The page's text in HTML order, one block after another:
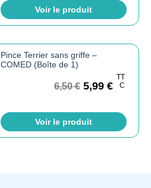
Voir le produit
Pince Terrier sans griffe –
COMED (Boîte de 1)
6,50€ 5,99 €
TT
C
Voir le produit